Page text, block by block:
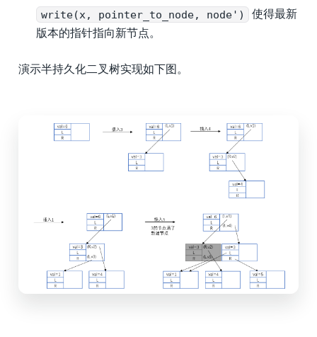
write(x, pointer_to_node, node')
使得最新
版本的指针指向新节点。
演示半持久化二叉树实现如下图。